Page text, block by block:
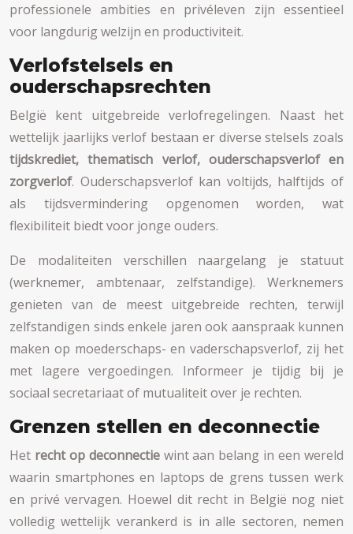
professionele ambities en privéleven zijn essentieel
voor langdurig welzijn en productiviteit.
Verlofstelsels en
ouderschapsrechten
België kent uitgebreide verlofregelingen. Naast het
wettelijk jaarlijks verlof bestaan er diverse stelsels zoals
tijdskrediet, thematisch verlof, ouderschapsverlof en
zorgverlof. Ouderschapsverlof kan voltijds, halftijds of
als tijdsvermindering opgenomen worden, wat
flexibiliteit biedt voor jonge ouders.
De modaliteiten verschillen naargelang je statuut
(werknemer, ambtenaar, zelfstandige). Werknemers
genieten van de meest uitgebreide rechten, terwijl
zelfstandigen sinds enkele jaren ook aanspraak kunnen
maken op moederschaps- en vaderschapsverlof, zij het
met lagere vergoedingen. Informeer je tijdig bij je
sociaal secretariaat of mutualiteit over je rechten.
Grenzen stellen en deconnectie
Het recht op deconnectiewint aan belang in een wereld
waarin smartphones en laptops de grens tussen werk
en privé vervagen. Hoewel dit recht in België nog niet
volledig wettelijk verankerd is in alle sectoren, nemen